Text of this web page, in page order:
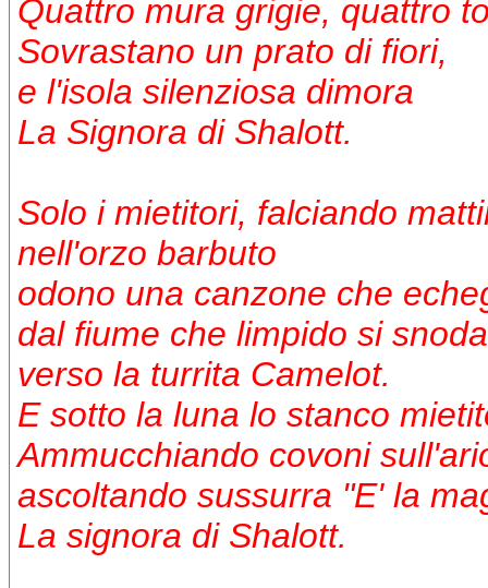
Quattro mura grigie, quattro
Sovrastano un prato di fiori,
e l'isola silenziosa dimora
La Signora di Shalott.
Solo i mietitori, falciando
nell'orzo barbuto
odono una canzone che
dal fiume che limpido si
verso la turrita Camelot.
E sotto la luna lo stanco
Ammucchiando covoni
ascoltando sussurra "E' la
La signora di Shalott.